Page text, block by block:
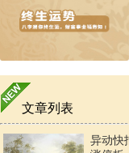
文章列表
异动快